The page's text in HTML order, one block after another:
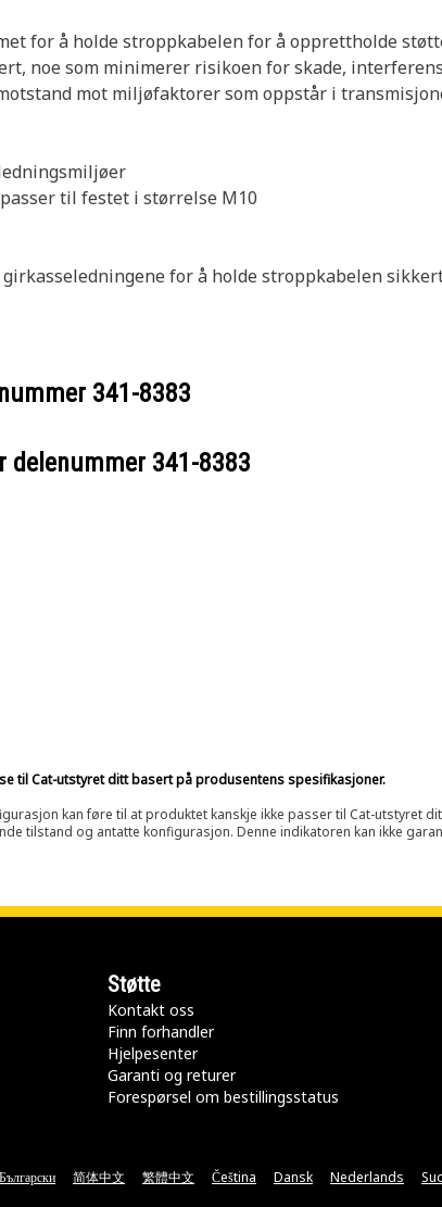
for å holde stroppkabelen for å opprettholde
noe som minimerer risikoen for skade,
mot miljøfaktorer som oppstår i
til festet i størrelse M10
for å holde stroppkabelen
341-8383
delenummer 341-8383
til Cat-utstyret ditt basert på produsentens spesifikasjoner.
kan føre til at produktet kanskje ikke passer til Cat-utstyret
tilstand og antatte konfigurasjon. Denne indikatoren kan ikke
Støtte
Kontakt oss
Finn forhandler
Hjelpesenter
Garanti og returer
Forespørsel om bestillingsstatus
Български 简体中文 繁體中文 Čeština Dansk Nederlands